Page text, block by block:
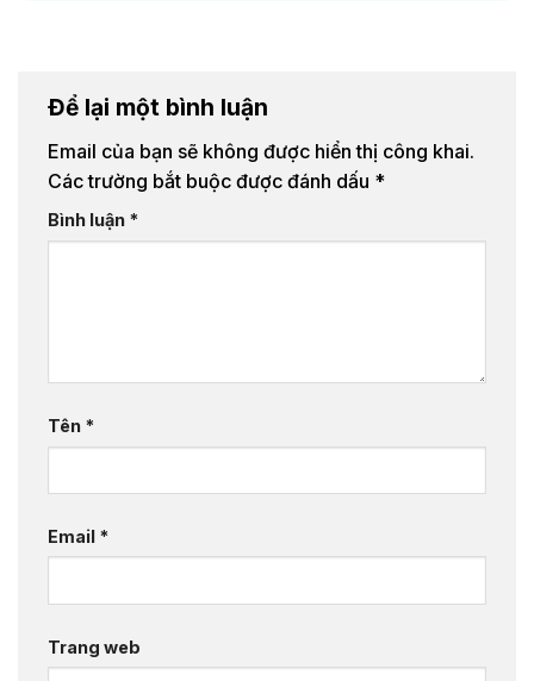
Để lại một bình luận
Email của bạn sẽ không được hiển thị công khai.
Các trường bắt buộc được đánh dấu *
Bình luận *
Tên *
Email *
Trang web